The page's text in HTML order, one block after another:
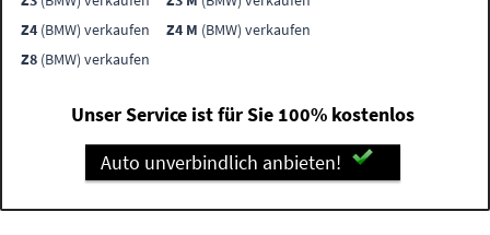
Z4 (BMW) verkaufen Z4 M (BMW) verkaufen
Z8 (BMW) verkaufen
Unser Service ist für Sie 100% kostenlos
Auto unverbindlich anbieten!